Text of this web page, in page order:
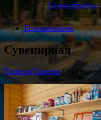
Схема проезда
Бронирование
Сувенирная
Главная Галерея